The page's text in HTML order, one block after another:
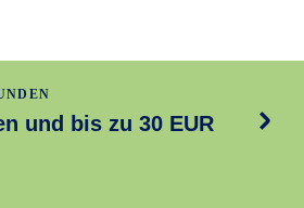
und bis zu 30 EUR